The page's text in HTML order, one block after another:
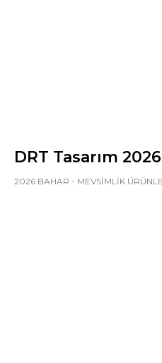
DRT Tasarım
2026 BAHAR - MEVSİMLİK